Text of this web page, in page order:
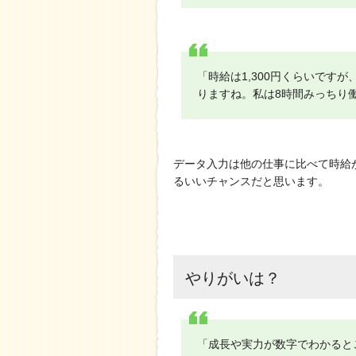
「時給は1,300円くらいです
りますね。私は8時間みっちり
データ入力は他の仕事に比べて時
るいいチャンスだと思います。
やりがいは？
「成長や実力が数字でわかる